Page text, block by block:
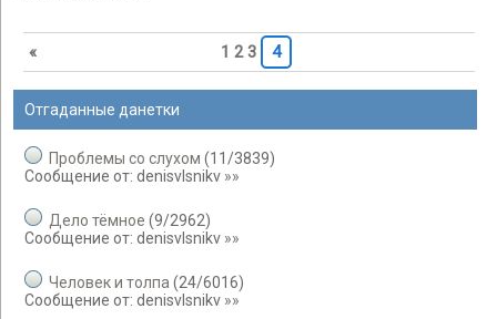
« 1 2 3 4
Отгаданные данетки
Проблемы со слухом (11 /3839)
Сообщение от: denisvlsnikv »»
Дело тёмное (9/2962)
Сообщение от: denisvlsnikv »»
Человек и толпа (24/6016)
Сообщение от: denisvlsnikv »»